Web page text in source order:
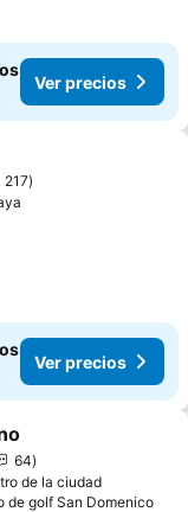
Ver precios
217
Ver precios
64
de la ciudad
de golf San Domenico